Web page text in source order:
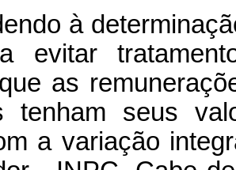
à
evitar
as
tenham seus
a variação